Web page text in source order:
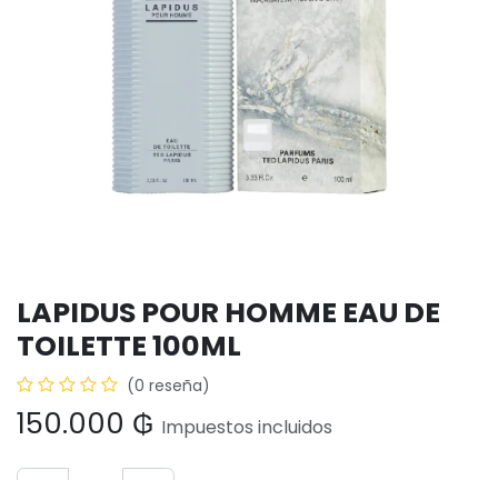
LAPIDUS POUR HOMME EAU DE
TOILETTE 100ML
(0 reseña)
150.000 ₲ Impuestos incluidos